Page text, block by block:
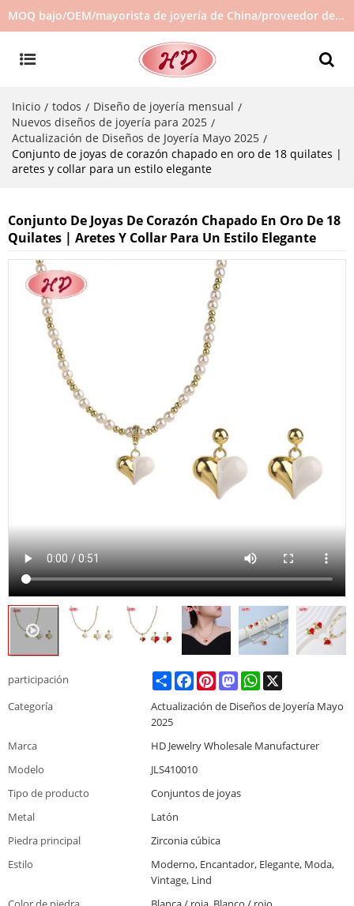
MOQ bajo/OEM/mayorista de joyería de China/proveedor de joyas/joyería de gran venta en stock/no hay joyas de segunda mano
Inicio / todos / Diseño de joyería mensual /
Nuevos diseños de joyería para 2025 /
Actualización de Diseños de Joyería Mayo 2025 /
Conjunto de joyas de corazón chapado en oro de 18 quilates |
aretes y collar para un estilo elegante
Conjunto De Joyas De Corazón Chapado En Oro De 18
Quilates | Aretes Y Collar Para Un Estilo Elegante
participación ShareFacebookPinterestMastodonWhatsApp
Categoría
Actualización de Diseños de Joyería Mayo
2025
Marca
HD Jewelry Wholesale Manufacturer
Modelo
JLS410010
Tipo de producto
Conjuntos de joyas
Metal
Latón
Piedra principal
Zirconia cúbica
Estilo
Moderno, Encantador, Elegante, Moda,
Vintage, Lind